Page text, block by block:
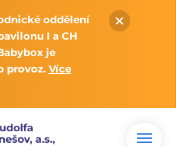
oddělení
I a CH
je
provoz. Více